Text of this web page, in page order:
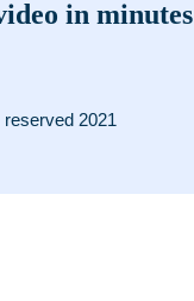
in minutes
2021